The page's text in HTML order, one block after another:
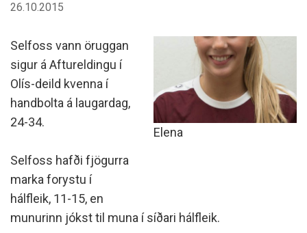
26.10.2015
Elena
Selfoss vann öruggan
sigur á Aftureldingu í
Olís-deild kvenna í
handbolta á laugardag,
24-34.
Selfoss hafði fjögurra
marka forystu í
hálfleik, 11-15, en
munurinn jókst til muna í síðari hálfleik.